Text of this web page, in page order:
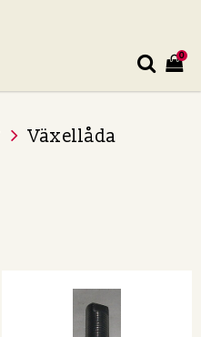
0
Växellåda